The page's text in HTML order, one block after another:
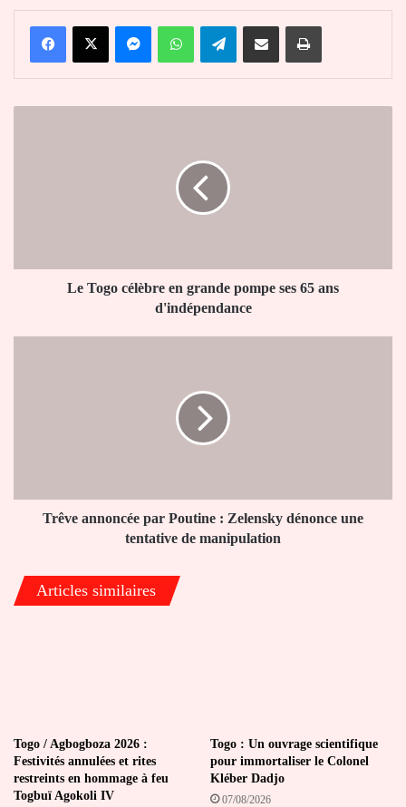
FacebookX MessengerWhatsAppTelegramPartager par email Imprimer
ans
d'indépendanceLe Togo célèbre en grande pompe ses 65 ans
d'indépendance
tentative
Trêve annoncée par Poutine : Zelensky dénonce une
tentative de manipulation
Articles similaires
Togo / Agbogboza 2026 :
Festivités annulées et rites
restreints en hommage à feu
Togbuï Agokoli IV
Togo : Un ouvrage scientifique
pour immortaliser le Colonel
Kléber Dadjo
07/08/2026